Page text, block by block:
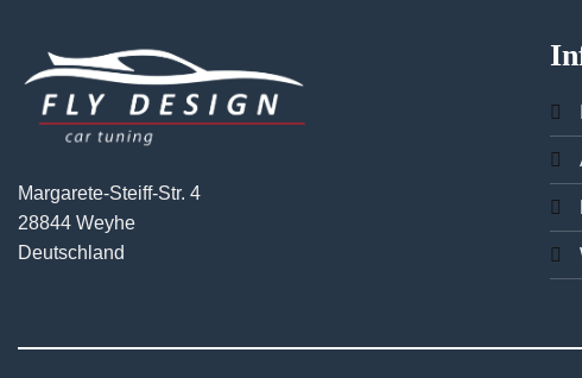
Margarete-Steiff-Str. 4
28844 Weyhe
Deutschland